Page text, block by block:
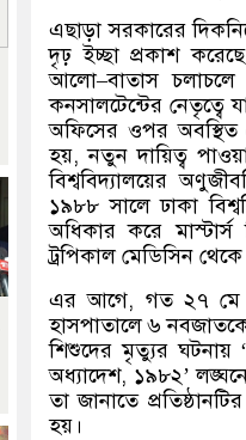
এছাড়া সরকারের
দৃঢ় ইচ্ছা প্রকাশ
আলো–বাতাস
কনসালটেন্টের নেতৃত্বে
অফিসের ওপর অবস্থিত
হয়,নতুন দায়িত্ব
বিশ্ববিদ্যালয়ের
১৯৮৮ সালে ঢাকা
অধিকার করে
ট্রপিকাল মেডিসিন
এর আগে, গত ২৭ মে
হাসপাতালে ৬
শিশুদের মৃত্যুর ঘটনায়
অধ্যাদেশ, ১৯৮২’
তা জানাতে
হয়।